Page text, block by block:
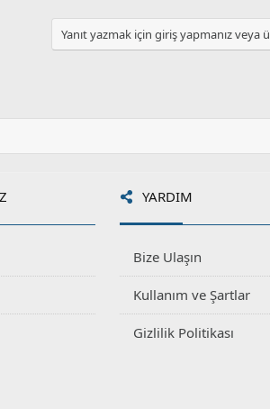
Yanıt yazmak için giriş yapmanız veya
YARDIM
Bize Ulaşın
Kullanım ve Şartlar
Gizlilik Politikası